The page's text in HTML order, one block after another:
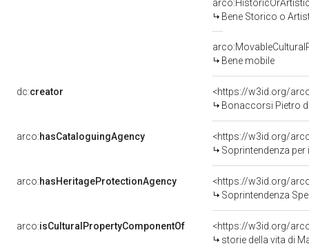
Bene Storico o
Bene mobile
dc:creator
<https://w3id.org/
Bonaccorsi Pietro
arco:hasCataloguingAgency
<https://w3id.org/
Soprintendenza
arco:hasHeritageProtectionAgency
<https://w3id.org/
Soprintendenza
arco:isCulturalPropertyComponentOf
<https://w3id.org/
storie della vita di Maria